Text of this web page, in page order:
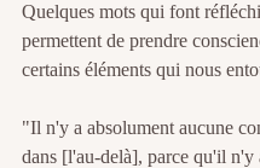
Quelques mots qui font
permettent de prendre
certains éléments qui nous
"Il n'y a absolument aucune
dans [l'au-delà], parce qu'il n'y